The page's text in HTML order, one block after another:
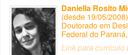
Daniella Rosito
(desde 19/05/2008)
Doutorado em
Federal do
Link para currículo